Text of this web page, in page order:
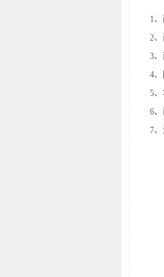
1
2、
3、
4、
5、
6、
7、